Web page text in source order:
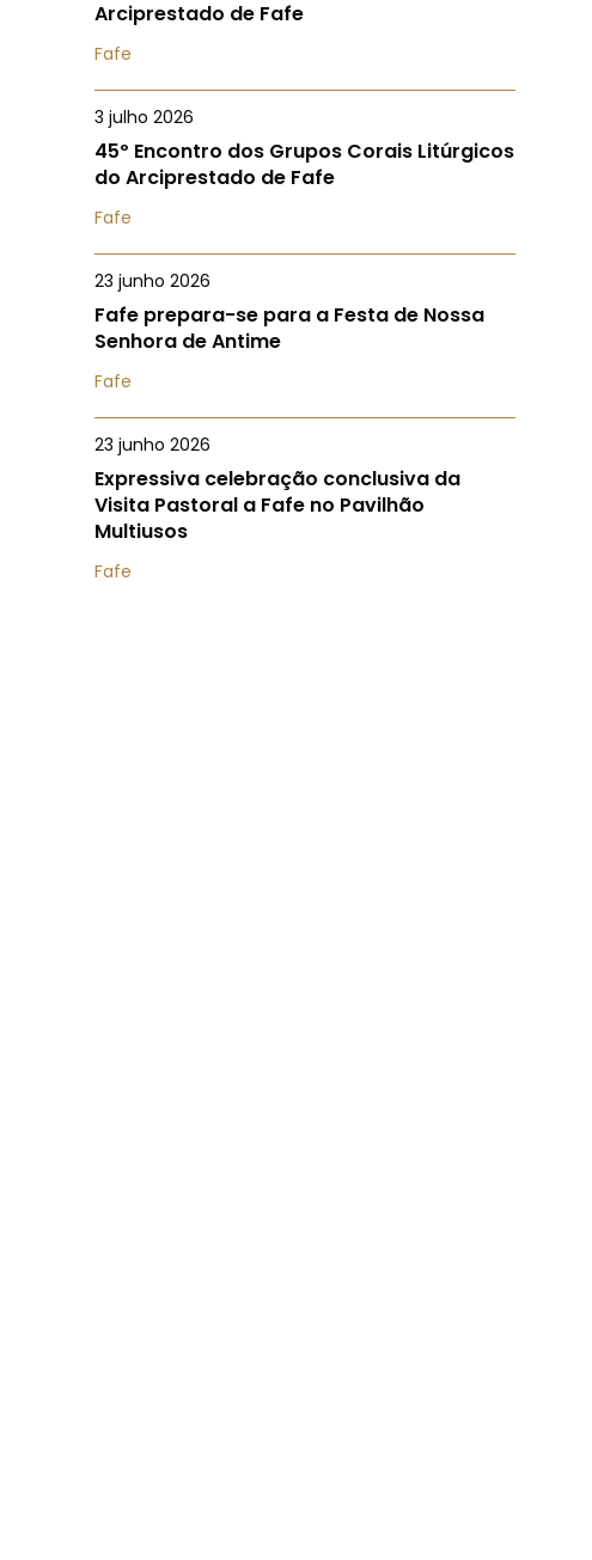
Arciprestado de Fafe
Fafe
3 julho 2026
45º Encontro dos Grupos Corais Litúrgicos
do Arciprestado de Fafe
Fafe
23 junho 2026
Fafe prepara-se para a Festa de Nossa
Senhora de Antime
Fafe
23 junho 2026
Expressiva celebração conclusiva da
Visita Pastoral a Fafe no Pavilhão
Multiusos
Fafe